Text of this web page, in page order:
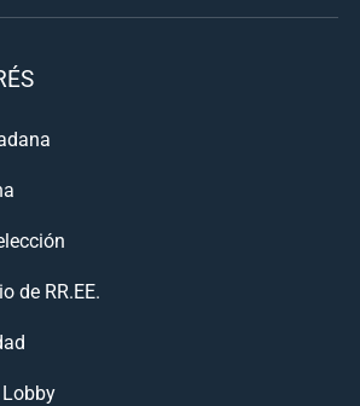
de RR.EE.